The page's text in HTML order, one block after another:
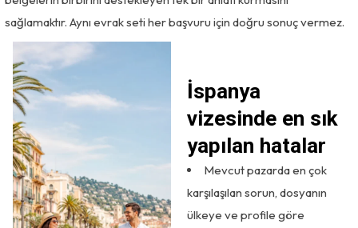
sağlamaktır. Aynı evrak seti her başvuru için doğru sonuç vermez.
İspanya
vizesinde en sık
yapılan hatalar
Mevcut pazarda en çok
karşılaşılan sorun, dosyanın
ülkeye ve profile göre